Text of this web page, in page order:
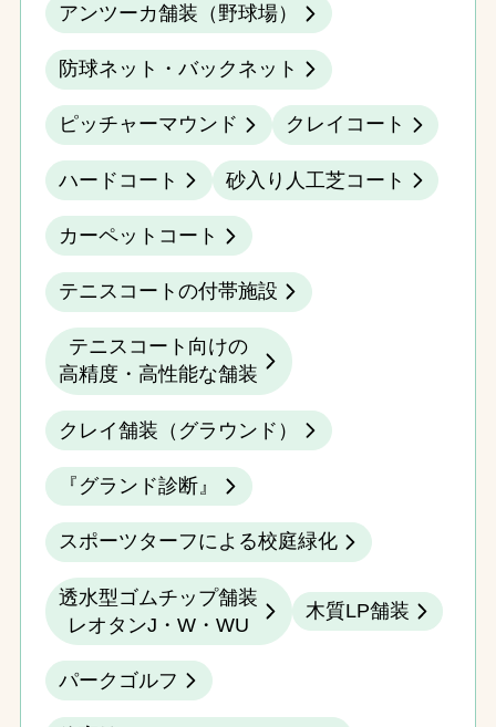
アンツーカ舗装（野球場）
防球ネット・バックネット
ピッチャーマウンド クレイコート
ハードコート 砂入り人工芝コート
カーペットコート
テニスコートの付帯施設
テニスコート向けの
高精度・高性能な舗装
クレイ舗装（グラウンド）
『グランド診断』
スポーツターフによる校庭緑化
透水型ゴムチップ舗装
レオタンJ・W・WU
木質LP舗装
パークゴルフ